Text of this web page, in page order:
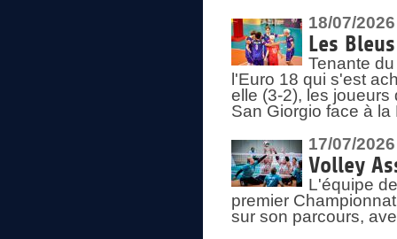
18/07/2026
Les
Tenante
l'Euro 18 qui s'est
elle (3-2), les
San Giorgio face à la
17/07/2026
Volley
L'équipe
premier
sur son parcours,